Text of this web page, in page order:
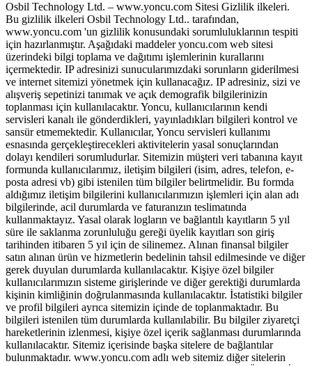
Osbil Technology Ltd. – www.yoncu.com Sitesi Gizlilik ilkeleri.
Bu gizlilik ilkeleri Osbil Technology Ltd.. tarafından,
www.yoncu.com 'un gizlilik konusundaki sorumluluklarının tespiti
için hazırlanmıştır. Aşağıdaki maddeler yoncu.com web sitesi
üzerindeki bilgi toplama ve dağıtımı işlemlerinin kurallarını
içermektedir. IP adresinizi sunucularımızdaki sorunların giderilmesi
ve internet sitemizi yönetmek için kullanacağız. IP adresiniz, sizi ve
alışveriş sepetinizi tanımak ve açık demografik bilgilerinizin
toplanması için kullanılacaktır. Yoncu, kullanıcılarının kendi
servisleri kanalı ile gönderdikleri, yayınladıkları bilgileri kontrol ve
sansür etmemektedir. Kullanıcılar, Yoncu servisleri kullanımı
esnasında gerçekleştirecekleri aktivitelerin yasal sonuçlarından
dolayı kendileri sorumludurlar. Sitemizin müşteri veri tabanına kayıt
formunda kullanıcılarımız, iletişim bilgileri (isim, adres, telefon, e-
posta adresi vb) gibi istenilen tüm bilgiler belirtmelidir. Bu formda
aldığımız iletişim bilgilerini kullanıcılarımızın işlemleri için alan adı
bilgilerinde, acil durumlarda ve faturanızın teslimatında
kullanmaktayız. Yasal olarak logların ve bağlantılı kayıtların 5 yıl
süre ile saklanma zorunluluğu gereği üyelik kayıtları son giriş
tarihinden itibaren 5 yıl için de silinemez. Alınan finansal bilgiler
satın alınan ürün ve hizmetlerin bedelinin tahsil edilmesinde ve diğer
gerek duyulan durumlarda kullanılacaktır. Kişiye özel bilgiler
kullanıcılarımızın sisteme girişlerinde ve diğer gerektiği durumlarda
kişinin kimliğinin doğrulanmasında kullanılacaktır. İstatistiki bilgiler
ve profil bilgileri ayrıca sitemizin içinde de toplanmaktadır. Bu
bilgileri istenilen tüm durumlarda kullanılabilir. Bu bilgiler ziyaretçi
hareketlerinin izlenmesi, kişiye özel içerik sağlanması durumlarında
kullanılacaktır. Sitemiz içerisinde başka sitelere de bağlantılar
bulunmaktadır. www.yoncu.com adlı web sitemiz diğer sitelerin